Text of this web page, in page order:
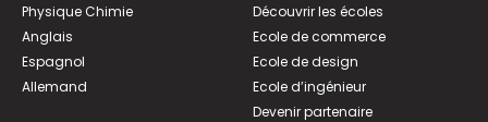
Physique Chimie
Anglais
Espagnol
Allemand
Découvrir les écoles
Ecole de commerce
Ecole de design
Ecole d’ingénieur
Devenir partenaire